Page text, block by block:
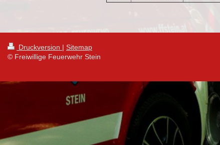
Druckversion | Sitemap
© Freiwillige Feuerwehr Stein